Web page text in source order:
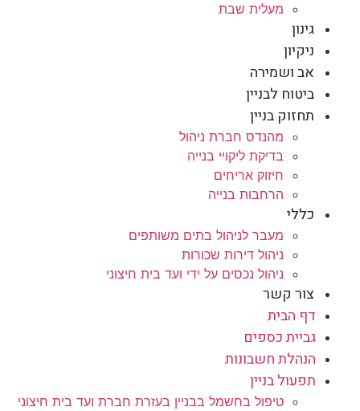
מעלית שבת
גינון
ניקיון
אב ושמירה
ביטוח לבניין
תחזוק בניין
מהנדס חברת ניהול
בדיקת ליקויי בנייה
חיזוק אריחים
הרחבות בנייה
כללי
מעבר לניהול בתים משותפים
ניהול דירות שכורות
ניהול נכסים על ידי ועד בית חיצוני
צור קשר
דף הבית
גביית כספים
הנהלת חשבונות
תפעול בניין
טיפול בחשמל בבניין בעזרת חברת ועד בית חיצוני